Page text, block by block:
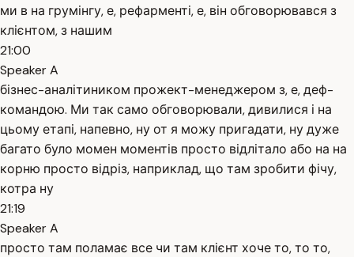
ми в на грумінгу, е, рефарменті, е, він обговорювався з
клієнтом, з нашим
21:00
Speaker A
бізнес-аналітиником прожект-менеджером з, е, деф-
командою. Ми так само обговорювали, дивилися і на
цьому етапі, напевно, ну от я можу пригадати, ну дуже
багато було момен моментів просто відлітало або на на
корню просто відріз, наприклад, що там зробити фічу,
котра ну
21:19
Speaker A
просто там поламає все чи там клієнт хоче то, то то,